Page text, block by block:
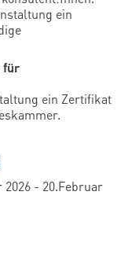
ein
für
ein Zertifikat
2026 - 20.Februar